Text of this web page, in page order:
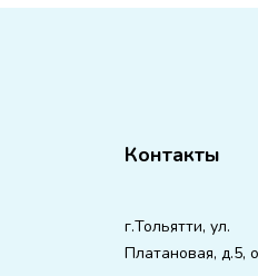
Контакты
г.Тольятти, ул.
Платановая, д.5,